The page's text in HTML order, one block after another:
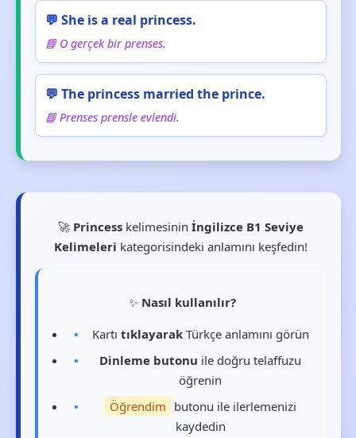
💬 She is a real princess.
📘 O gerçek bir prenses.
💬 The princess married the prince.
📘 Prenses prensle evlendi.
🚀 Princess kelimesininİngilizce B1 Seviye
Kelimeleri kategorisindeki anlamını keşfedin!
✨ Nasıl kullanılır?
Kartı tıklayarakTürkçe anlamını görün
Dinleme butonu ile doğru telaffuzu
öğrenin
Öğrendim butonu ile ilerlemenizi
kaydedin